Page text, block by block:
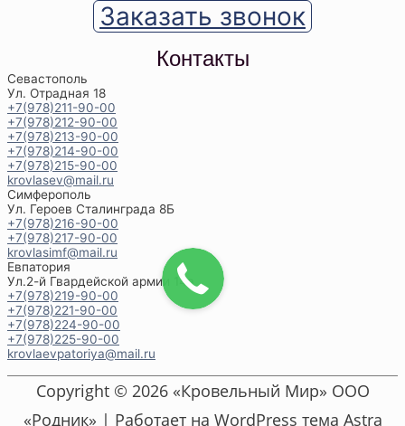
Заказать звонок
Контакты
Севастополь
Ул. Отрадная 18
+7(978)211-90-00
+7(978)212-90-00
+7(978)213-90-00
+7(978)214-90-00
+7(978)215-90-00
krovlasev@mail.ru
Симферополь
Ул. Героев Сталинграда 8Б
+7(978)216-90-00
+7(978)217-90-00
krovlasimf@mail.ru
Евпатория
Ул.2-й Гвардейской армии 14а
+7(978)219-90-00
+7(978)221-90-00
+7(978)224-90-00
+7(978)225-90-00
krovlaevpatoriya@mail.ru
Copyright © 2026 «Кровельный Мир» ООО
«Родник» | Работает на WordPress тема Astra